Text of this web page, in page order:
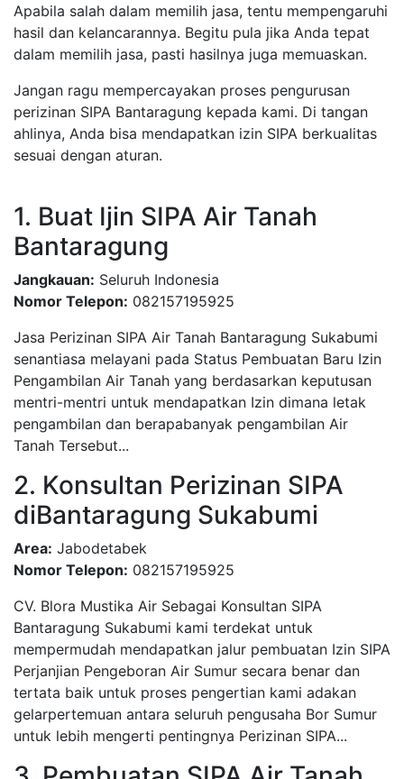
Apabila salah dalam memilih jasa, tentu mempengaruhi
hasil dan kelancarannya. Begitu pula jika Anda tepat
dalam memilih jasa, pasti hasilnya juga memuaskan.
Jangan ragu mempercayakan proses pengurusan
perizinan SIPA Bantaragung kepada kami. Di tangan
ahlinya, Anda bisa mendapatkan izin SIPA berkualitas
sesuai dengan aturan.
1. Buat Ijin SIPA Air Tanah
Bantaragung
Jangkauan: Seluruh Indonesia
Nomor Telepon: 082157195925
Jasa Perizinan SIPA Air Tanah Bantaragung Sukabumi
senantiasa melayani pada Status Pembuatan Baru Izin
Pengambilan Air Tanah yang berdasarkan keputusan
mentri-mentri untuk mendapatkan Izin dimana letak
pengambilan dan berapabanyak pengambilan Air
Tanah Tersebut...
2. Konsultan Perizinan SIPA
diBantaragung Sukabumi
Area: Jabodetabek
Nomor Telepon: 082157195925
CV. Blora Mustika Air Sebagai Konsultan SIPA
Bantaragung Sukabumi kami terdekat untuk
mempermudah mendapatkan jalur pembuatan Izin SIPA
Perjanjian Pengeboran Air Sumur secara benar dan
tertata baik untuk proses pengertian kami adakan
gelarpertemuan antara seluruh pengusaha Bor Sumur
untuk lebih mengerti pentingnya Perizinan SIPA...